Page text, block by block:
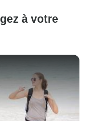
à votre